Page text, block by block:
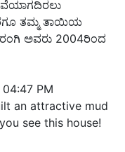
ತಮ್ಮ ತಾಯಿಯ
ಅವರು 2004ರಿಂದ
PM
an attractive mud
see this house!